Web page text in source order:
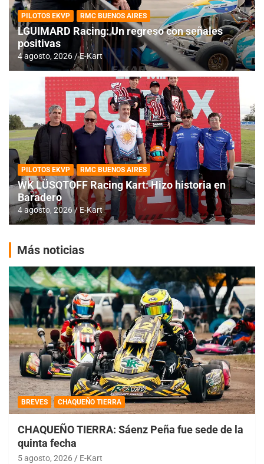
PILOTOS EKVP RMC BUENOS AIRES
LGUIMARD Racing: Un regreso con señales
positivas
4 agosto, 2026 E-Kart
PILOTOS EKVP RMC BUENOS AIRES
WK LÜSQTOFF Racing Kart: Hizo historia en
Baradero
4 agosto, 2026 E-Kart
Más noticias
BREVES CHAQUEÑO TIERRA
CHAQUEÑO TIERRA: Sáenz Peña fue sede de la
quinta fecha
5 agosto, 2026 E-Kart